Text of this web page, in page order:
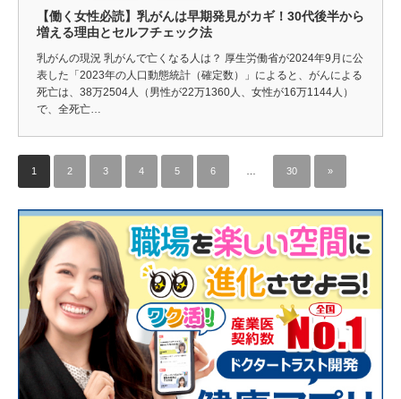
【働く女性必読】乳がんは早期発見がカギ！30代後半から
増える理由とセルフチェック法
乳がんの現況 乳がんで亡くなる人は？ 厚生労働省が2024年9月に公
表した「2023年の人口動態統計（確定数）」によると、がんによる
死亡は、38万2504人（男性が22万1360人、女性が16万1144人）
で、全死亡…
1 2 3 4 5 6 30 »